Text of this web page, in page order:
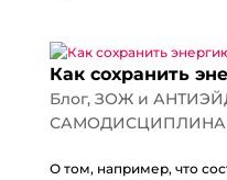
Как сохранить
Блог, ЗОЖ и
САМОДИСЦИПЛИНА
О том, например, что